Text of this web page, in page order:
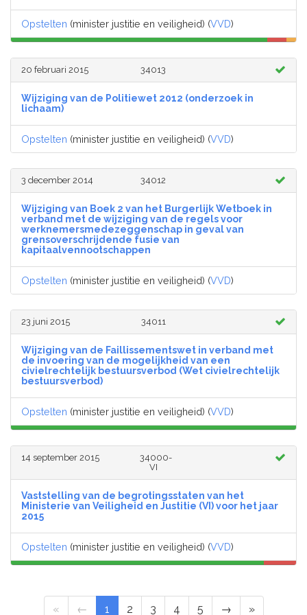
Opstelten (minister justitie en veiligheid) (VVD)
20 februari 2015 34013
Wijziging van de Politiewet 2012 (onderzoek in
lichaam)
Opstelten (minister justitie en veiligheid) (VVD)
3 december 2014 34012
Wijziging van Boek 2 van het Burgerlijk Wetboek in
verband met de wijziging van de regels voor
werknemersmedezeggenschap in geval van
grensoverschrijdende fusie van
kapitaalvennootschappen
Opstelten (minister justitie en veiligheid) (VVD)
23 juni 2015 34011
Wijziging van de Faillissementswet in verband met
de invoering van de mogelijkheid van een
civielrechtelijk bestuursverbod (Wet civielrechtelijk
bestuursverbod)
Opstelten (minister justitie en veiligheid) (VVD)
14 september 2015
34000-
VI
Vaststelling van de begrotingsstaten van het
Ministerie van Veiligheid en Justitie (VI) voor het jaar
2015
Opstelten (minister justitie en veiligheid) (VVD)
« ← 1 2 3 4 5 → »